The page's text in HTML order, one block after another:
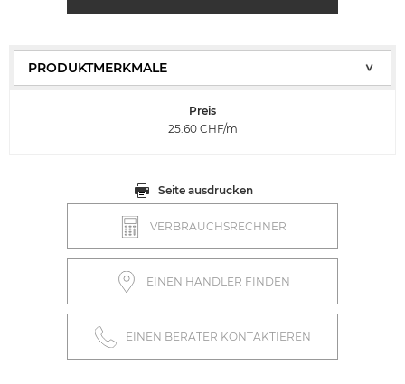
Preis
25.60 CHF/m
Seite ausdrucken
VERBRAUCHSRECHNER
EINEN HÄNDLER FINDEN
EINEN BERATER KONTAKTIEREN